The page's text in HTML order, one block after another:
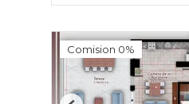
Comision 0%